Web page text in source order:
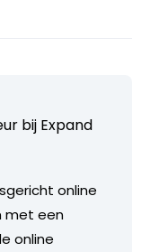
bij Expand
online
met een
online